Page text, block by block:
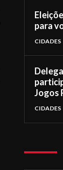
para
CIDADES
Jogos
CIDADES